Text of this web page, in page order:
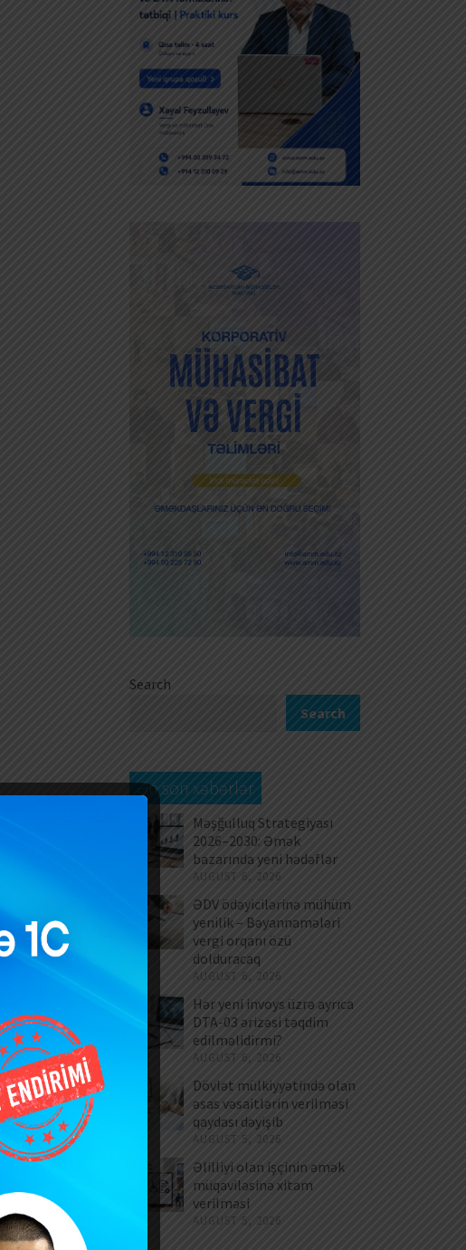
Search
Search
Ən son xəbərlər
Məşğulluq Strategiyası
2026–2030: Əmək
bazarında yeni hədəflər
AUGUST 6, 2026
ƏDV ödəyicilərinə mühüm
yenilik – Bəyannamələri
vergi orqanı özü
dolduracaq
AUGUST 6, 2026
Hər yeni invoys üzrə ayrıca
DTA-03 ərizəsi təqdim
edilməlidirmi?
AUGUST 6, 2026
Dövlət mülkiyyətində olan
əsas vəsaitlərin verilməsi
qaydası dəyişib
AUGUST 5, 2026
Əlilliyi olan işçinin əmək
müqaviləsinə xitam
verilməsi
AUGUST 5, 2026